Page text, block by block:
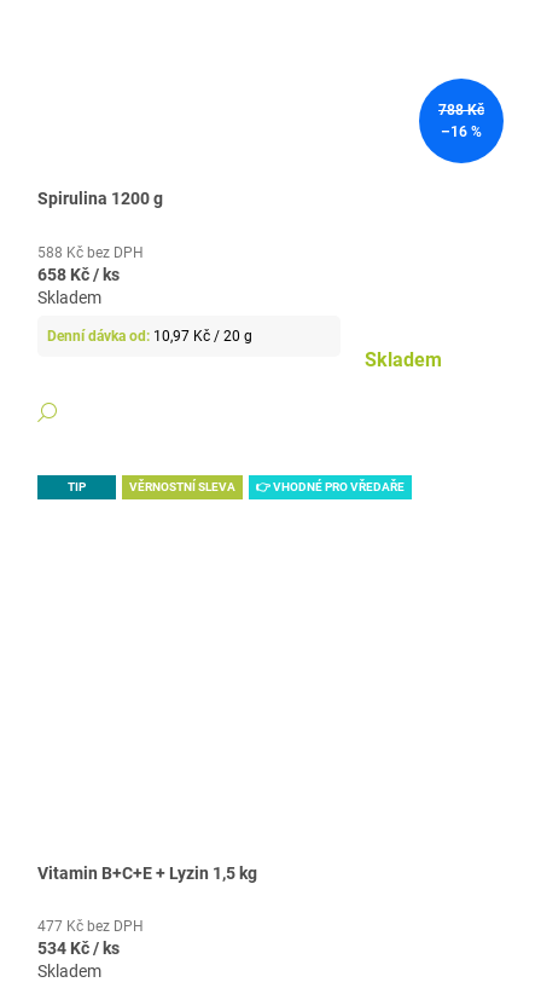
788 Kč
–16 %
Spirulina 1200 g
588 Kč bez DPH
658 Kč/ ks
Skladem
Měrná
10,97 Kč / 20 g
Skladem
DETAIL
TIP VĚRNOSTNÍ SLEVA 👉 VHODNÉ PRO VŘEDAŘE
Vitamin B+C+E + Lyzin 1,5 kg
477 Kč bez DPH
534 Kč/ ks
Skladem